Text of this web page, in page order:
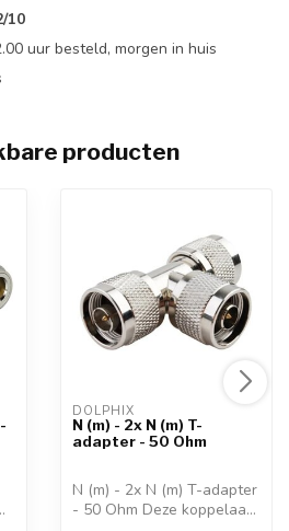
10
uur besteld, morgen in huis
producten
DOLPHIX
N (m) - 2x N (m) T-
adapter - 50 Ohm
N (m) - 2x N (m) T-adapter
- 50 Ohm Deze koppelaar